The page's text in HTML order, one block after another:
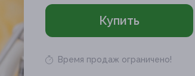
Купить
Время продаж ограничено!